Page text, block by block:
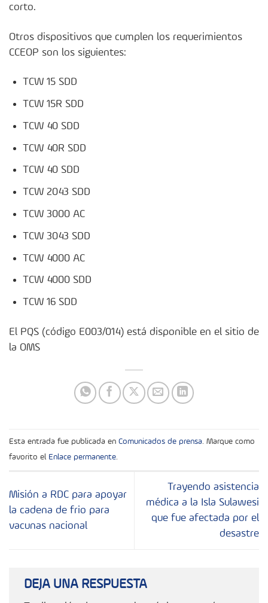
corto.
Otros dispositivos que cumplen los requerimientos
CCEOP son los siguientes:
TCW 15 SDD
TCW 15R SDD
TCW 40 SDD
TCW 40R SDD
TCW 40 SDD
TCW 2043 SDD
TCW 3000 AC
TCW 3043 SDD
TCW 4000 AC
TCW 4000 SDD
TCW 16 SDD
El PQS (código E003/014) está disponible en el sitio de
la OMS
Esta entrada fue publicada en Comunicados de prensa. Marque como
favorito el Enlace permanente.
Misión a RDC para apoyar
la cadena de frio para
vacunas nacional
Trayendo asistencia
médica a la Isla Sulawesi
que fue afectada por el
desastre
DEJA UNA RESPUESTA